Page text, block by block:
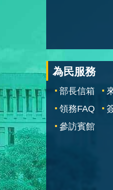
為民服務
部長信箱
領務FAQ
參訪賓館